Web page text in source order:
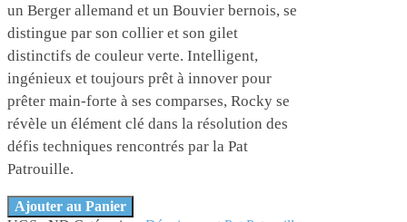
un Berger allemand et un Bouvier bernois, se
distingue par son collier et son gilet
distinctifs de couleur verte. Intelligent,
ingénieux et toujours prêt à innover pour
prêter main-forte à ses comparses, Rocky se
révèle un élément clé dans la résolution des
défis techniques rencontrés par la Pat
Patrouille.
Ajouter au Panier